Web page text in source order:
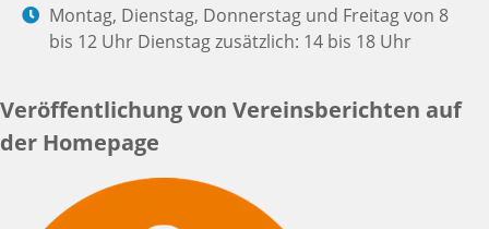
Montag, Dienstag, Donnerstag und Freitag von 8
bis 12 Uhr Dienstag zusätzlich: 14 bis 18 Uhr
Veröffentlichung von Vereinsberichten auf
der Homepage